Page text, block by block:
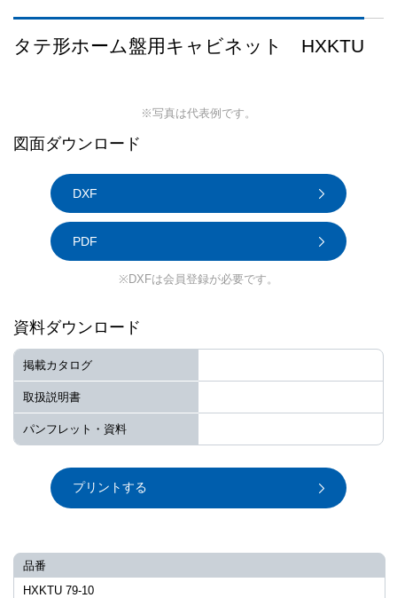
タテ形ホーム盤用キャビネット HXKTU
※写真は代表例です。
品番
HXKTU 79-10
図面ダウンロード
DXF
PDF
※DXFは会員登録が必要です。
資料ダウンロード
掲載カタログ
取扱説明書
パンフレット・資料
プリントする